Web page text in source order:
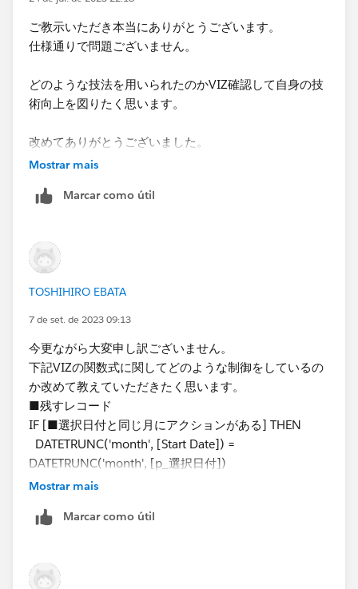
ご教示いただき本当にありがとうございます。
仕様通りで問題ございません。
どのような技法を用いられたのかVIZ確認して自身の技
術向上を図りたく思います。
改めてありがとうございました。
Mostrar mais
Marcar como útil
TOSHIHIRO EBATA
7 de set. de 2023 09:13
今更ながら大変申し訳ございません。
下記VIZの関数式に関してどのような制御をしているの
か改めて教えていただきたく思います。
■残すレコード
IF [■選択日付と同じ月にアクションがある] THEN
DATETRUNC('month', [Start Date]) =
DATETRUNC('month', [p_選択日付])
ELSE
MAX(IF [Start Date] < [p_選択日付] AND [End Date]
Mostrar mais
Marcar como útil